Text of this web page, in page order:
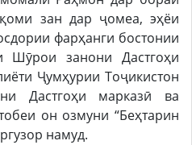
зан дар ҷомеа, эҳёи
фарҳанги бостонии
Шӯрои занони Дастгоҳи
Ҷумҳурии Тоҷикистон
Дастгоҳи марказӣ ва
он озмуни “Беҳтарин
намуд.